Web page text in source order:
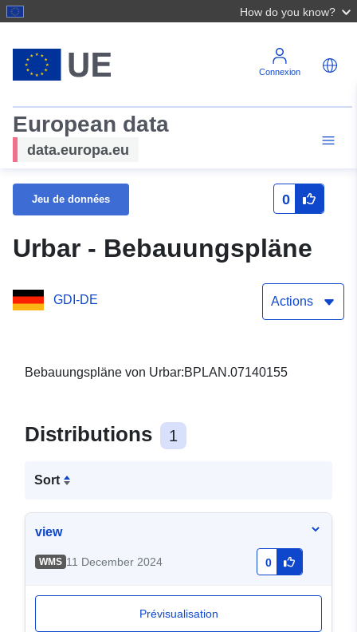
How do you know?
Connexion
European data
data.europa.eu
Jeu de données 0
Urbar - Bebauungspläne
GDI-DE Actions
Bebauungspläne von Urbar:BPLAN.07140155
Distributions 1
Sort
view
WMS 11 December 2024 0
Prévisualisation